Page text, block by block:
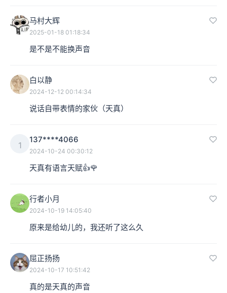
马村大辉
2025-01-18 01:18:34
是不是不能换声音
白以静
2024-12-12 00:14:34
说话自带表情的家伙（天真）
1
137****4066
2024-10-24 00:30:12
天真有语言天赋👍🌹
行者小月
2024-10-19 14:05:40
原来是给幼儿的，我还听了这么久
屈正扬扬
2024-10-17 10:51:42
真的是天真的声音